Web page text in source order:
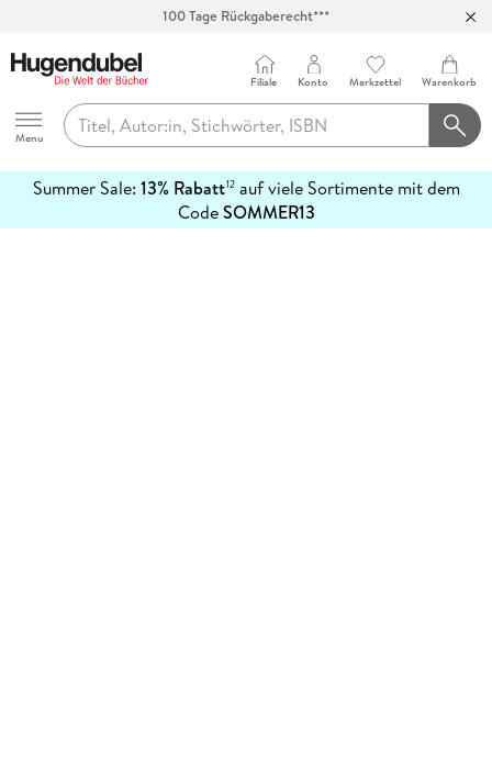
100 Tage Rückgaberecht***
Hugendubel
Menu
Filiale Konto Merkzettel Warenkorb
Summer Sale: 13% Rabatt12auf viele Sortimente mit dem
CodeSOMMER13
erfahren